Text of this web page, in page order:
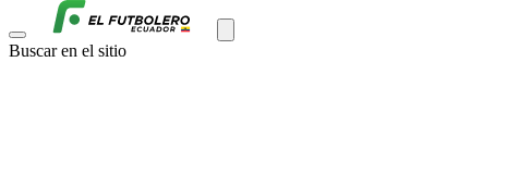
Buscar en el sitio